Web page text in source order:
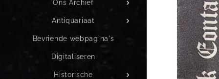
Ons Archief
Antiquariaat
Bevriende webpagina's
Digitaliseren
Historische